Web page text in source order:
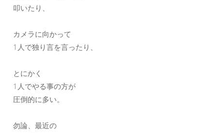
叩いたり、
カメラに向かって
1人で独り言を言ったり、
とにかく
1人でやる事の方が
圧倒的に多い。
勿論、最近の